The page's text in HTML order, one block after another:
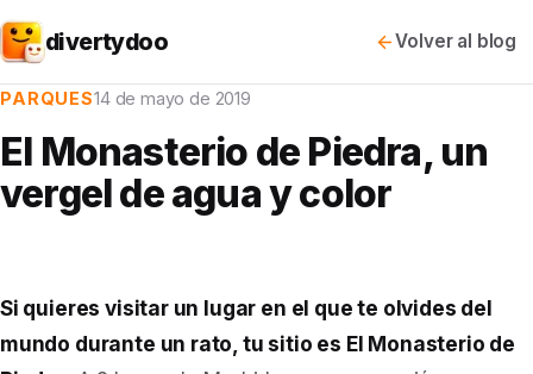
divertydoo Volver al blog
PARQUES14 de mayo de 2019
El Monasterio de Piedra, un
vergel de agua y color
Si quieres visitar un lugar en el que te olvides del
mundo durante un rato, tu sitio es El Monasterio de